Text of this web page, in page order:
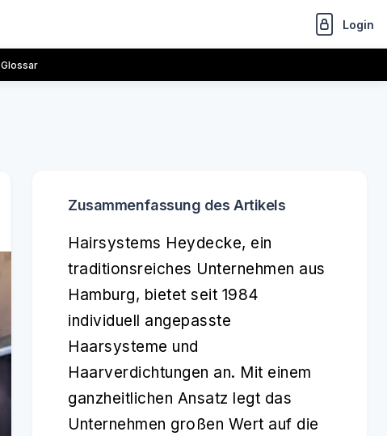
Login
Glossar
Zusammenfassung des Artikels
Hairsystems Heydecke, ein
traditionsreiches Unternehmen aus
Hamburg, bietet seit 1984
individuell angepasste
Haarsysteme und
Haarverdichtungen an. Mit einem
ganzheitlichen Ansatz legt das
Unternehmen großen Wert auf die